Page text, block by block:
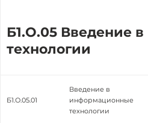
Б1.О.05 Введение
технологии
Б1.О.05.01
Введение в
информационные
технологии